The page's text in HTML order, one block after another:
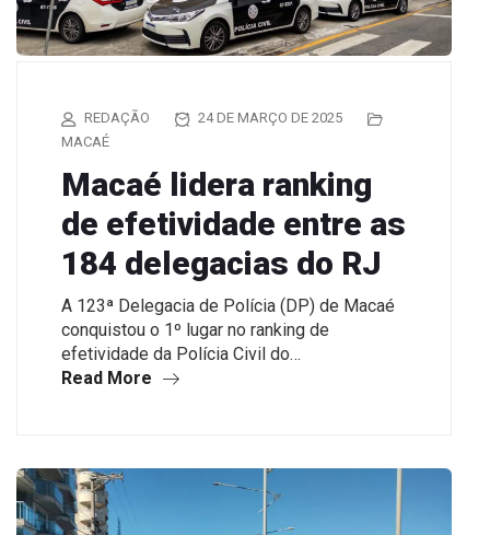
REDAÇÃO
24 DE MARÇO DE 2025
MACAÉ
Macaé lidera ranking
de efetividade entre as
184 delegacias do RJ
A 123ª Delegacia de Polícia (DP) de Macaé
conquistou o 1º lugar no ranking de
efetividade da Polícia Civil do…
Read More